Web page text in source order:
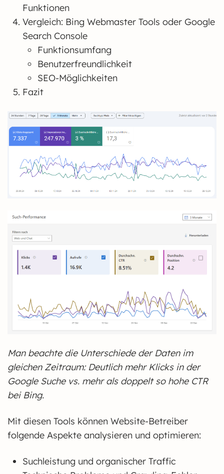
Funktionen
Vergleich: Bing Webmaster Tools oder Google
Search Console
Funktionsumfang
Benutzerfreundlichkeit
SEO-Möglichkeiten
Fazit
Man beachte die Unterschiede der Daten im
gleichen Zeitraum: Deutlich mehr Klicks in der
Google Suche vs. mehr als doppelt so hohe CTR
bei Bing.
Mit diesen Tools können Website-Betreiber
folgende Aspekte analysieren und optimieren:
Suchleistung und organischer Traffic